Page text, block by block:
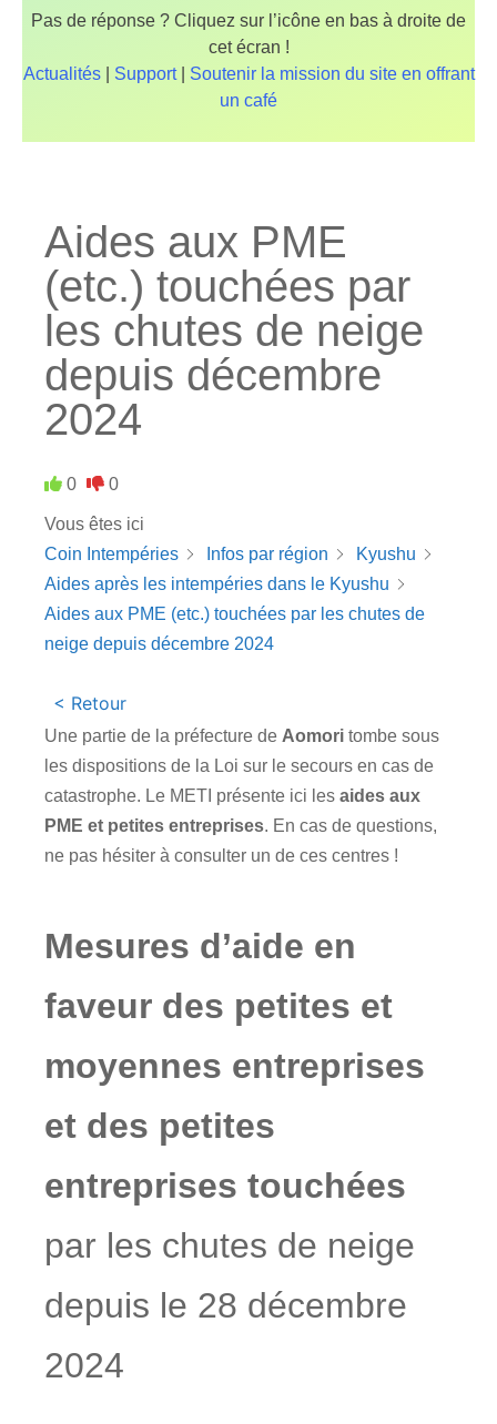
Pas de réponse ? Cliquez sur l’icône en bas à droite de
cet écran !
Actualités| Support| Soutenir la mission du site en offrant
un café
Aides aux PME
(etc.) touchées par
les chutes de neige
depuis décembre
2024
0 0
Vous êtes ici
Coin Intempéries
Infos par région
Kyushu
Aides après les intempéries dans le Kyushu
Aides aux PME (etc.) touchées par les chutes de
neige depuis décembre 2024
< Retour
Une partie de la préfecture de Aomori tombe sous
les dispositions de la Loi sur le secours en cas de
catastrophe. Le METI présente ici les aides aux
PME et petites entreprises. En cas de questions,
ne pas hésiter à consulter un de ces centres !
Mesures d’aide en
faveur des petites et
moyennes entreprises
et des petites
entreprises touchées
par les chutes de neige
depuis le 28 décembre
2024